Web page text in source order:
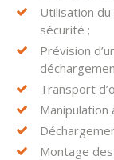
Utilisation
sécurité ;
Prévision
Transport
Montage